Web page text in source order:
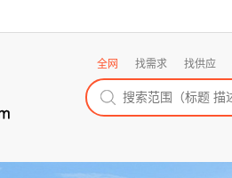
全网 找需求 找供应